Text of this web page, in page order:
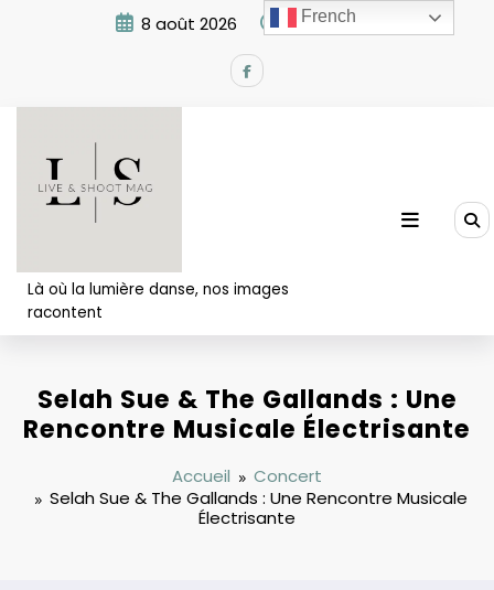
8 août 2026 5:46:01 AM
Là où la lumière danse, nos images
racontent
Selah Sue & The Gallands : Une
Rencontre Musicale Électrisante
Accueil
Concert
Selah Sue & The Gallands : Une Rencontre Musicale
Électrisante
French